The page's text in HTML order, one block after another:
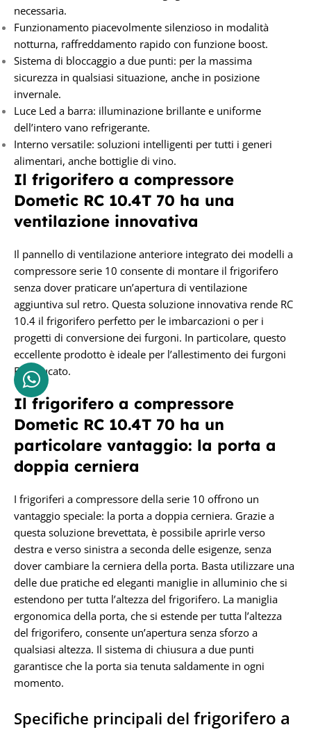
necessaria.
Funzionamento piacevolmente silenzioso in modalità
notturna, raffreddamento rapido con funzione boost.
Sistema di bloccaggio a due punti: per la massima
sicurezza in qualsiasi situazione, anche in posizione
invernale.
Luce Led a barra: illuminazione brillante e uniforme
dell’intero vano refrigerante.
Interno versatile: soluzioni intelligenti per tutti i generi
alimentari, anche bottiglie di vino.
Il frigorifero a compressore
Dometic RC 10.4T 70 ha una
ventilazione innovativa
Il pannello di ventilazione anteriore integrato dei modelli a
compressore serie 10 consente di montare il frigorifero
senza dover praticare un’apertura di ventilazione
aggiuntiva sul retro. Questa soluzione innovativa rende RC
10.4 il frigorifero perfetto per le imbarcazioni o per i
progetti di conversione dei furgoni. In particolare, questo
eccellente prodotto è ideale per l’allestimento dei furgoni
Fiat Ducato.
Il frigorifero a compressore
Dometic RC 10.4T 70 ha un
particolare vantaggio: la porta a
doppia cerniera
I frigoriferi a compressore della serie 10 offrono un
vantaggio speciale: la porta a doppia cerniera. Grazie a
questa soluzione brevettata, è possibile aprirle verso
destra e verso sinistra a seconda delle esigenze, senza
dover cambiare la cerniera della porta. Basta utilizzare una
delle due pratiche ed eleganti maniglie in alluminio che si
estendono per tutta l’altezza del frigorifero. La maniglia
ergonomica della porta, che si estende per tutta l’altezza
del frigorifero, consente un’apertura senza sforzo a
qualsiasi altezza. Il sistema di chiusura a due punti
garantisce che la porta sia tenuta saldamente in ogni
momento.
Specifiche principali del frigorifero a